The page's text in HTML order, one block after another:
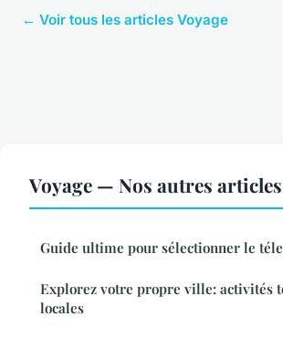
← Voir tous les articles Voyage
Voyage — Nos autres articles
Guide ultime pour sélectionner le
Explorez votre propre ville: activités
locales